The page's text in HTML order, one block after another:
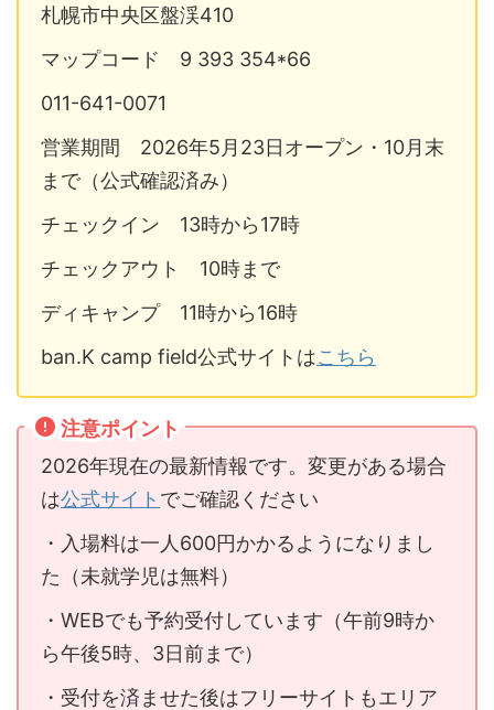
札幌市中央区盤渓410
マップコード 9 393 354*66
011-641-0071
営業期間 2026年5月23日オープン・10月末
まで（公式確認済み）
チェックイン 13時から17時
チェックアウト 10時まで
ディキャンプ 11時から16時
ban.K camp field公式サイトはこちら
注意ポイント
2026年現在の最新情報です。変更がある場合
は公式サイト でご確認ください
・入場料は一人600円かかるようになりまし
た（未就学児は無料）
・WEBでも予約受付しています（午前9時か
ら午後5時、3日前まで）
・受付を済ませた後はフリーサイトもエリア